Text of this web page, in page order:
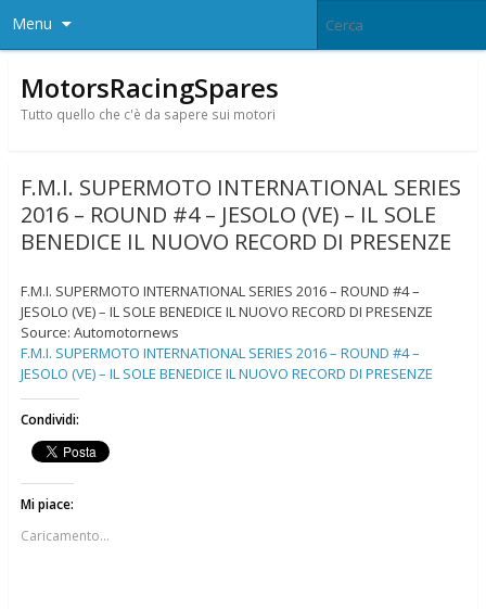
Menu
MotorsRacingSpares
Tutto quello che c'è da sapere sui motori
F.M.I. SUPERMOTO INTERNATIONAL SERIES
2016 – ROUND #4 – JESOLO (VE) – IL SOLE
BENEDICE IL NUOVO RECORD DI PRESENZE
F.M.I. SUPERMOTO INTERNATIONAL SERIES 2016 – ROUND #4 –
JESOLO (VE) – IL SOLE BENEDICE IL NUOVO RECORD DI PRESENZE
Source: Automotornews
F.M.I. SUPERMOTO INTERNATIONAL SERIES 2016 – ROUND #4 –
JESOLO (VE) – IL SOLE BENEDICE IL NUOVO RECORD DI PRESENZE
Condividi:
Mi piace:
Caricamento...